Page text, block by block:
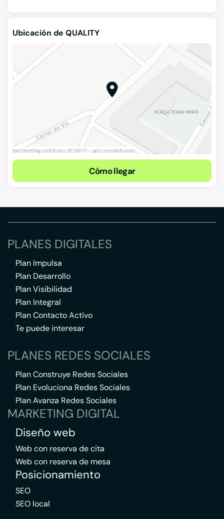
Ubicación de QUALITY
Cómo llegar
PLANES DIGITALES
Plan Impulsa
Plan Desarrollo
Plan Visibilidad
Plan Integral
Plan Contacto Activo
Te puede interesar
PLANES REDES SOCIALES
Plan Construye Redes Sociales
Plan Evoluciona Redes Sociales
Plan Avanza Redes Sociales
MARKETING DIGITAL
Diseño web
Web con reserva de cita
Web con reserva de mesa
Posicionamiento
SEO
SEO local